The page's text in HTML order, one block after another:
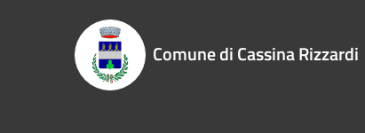
Comune di Cassina Rizzardi